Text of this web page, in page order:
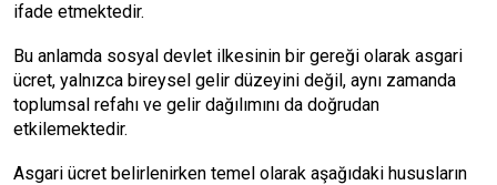
ifade etmektedir.
Bu anlamda sosyal devlet ilkesinin bir gereği olarak asgari
ücret, yalnızca bireysel gelir düzeyini değil, aynı zamanda
toplumsal refahı ve gelir dağılımını da doğrudan
etkilemektedir.
Asgari ücret belirlenirken temel olarak aşağıdaki hususların